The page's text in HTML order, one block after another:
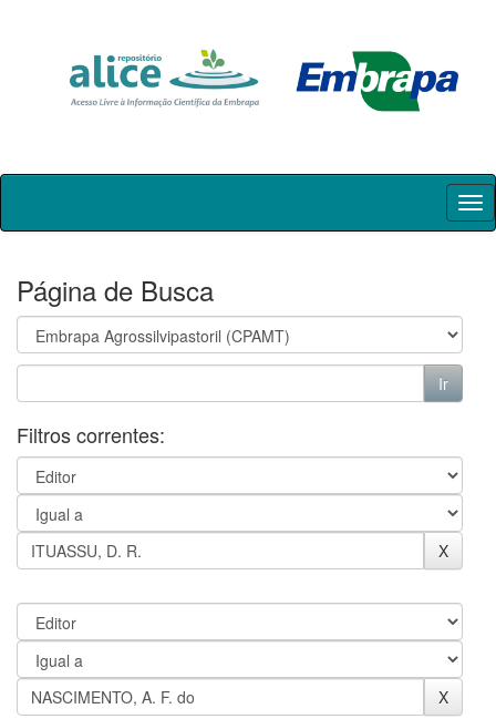
Skip
Página de Busca
Filtros correntes: